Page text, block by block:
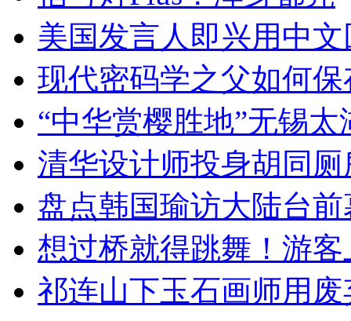
美国发言人即兴用中
现代密码学之父如何
“中华赏樱胜地”无锡
清华设计师投身胡同
盘点韩国瑜访大陆台
想过桥就得跳舞！游客
祁连山下玉石画师用